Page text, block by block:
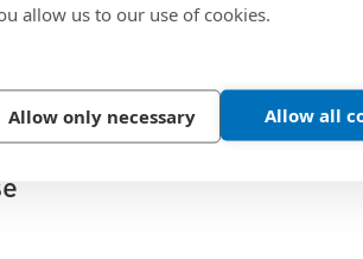
allow us to our use of cookies.
Allow only necessary Allow all
grado